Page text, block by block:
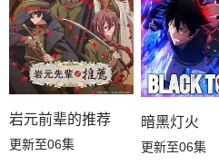
岩元前辈的推荐
更新至06集
暗黑灯火
更新至06集